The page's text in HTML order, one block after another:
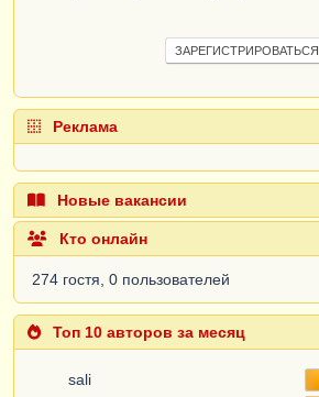
ЗАРЕГИСТРИРОВАТЬСЯ
Реклама
Новые вакансии
Кто онлайн
274 гостя, 0 пользователей
Топ 10 авторов за месяц
sali